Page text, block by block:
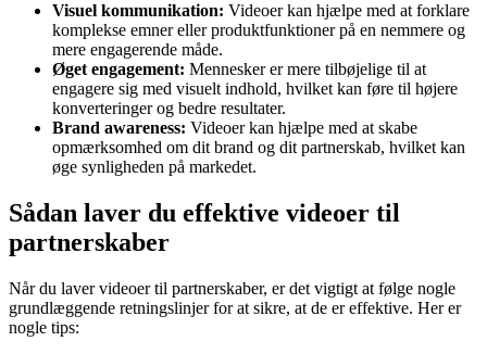
Visuel kommunikation: Videoer kan hjælpe med at forklare
komplekse emner eller produktfunktioner på en nemmere og
mere engagerende måde.
Øget engagement: Mennesker er mere tilbøjelige til at
engagere sig med visuelt indhold, hvilket kan føre til højere
konverteringer og bedre resultater.
Brand awareness: Videoer kan hjælpe med at skabe
opmærksomhed om dit brand og dit partnerskab, hvilket kan
øge synligheden på markedet.
Sådan laver du effektive videoer til
partnerskaber
Når du laver videoer til partnerskaber, er det vigtigt at følge nogle
grundlæggende retningslinjer for at sikre, at de er effektive. Her er
nogle tips: